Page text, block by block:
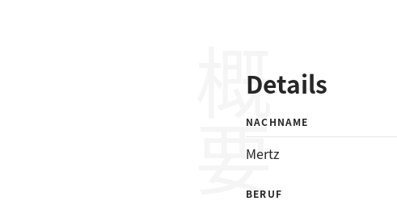
Details
概要
NACHNAME
Mertz
BERUF